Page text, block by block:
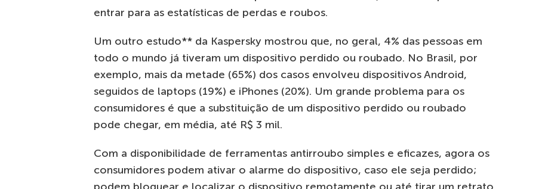
entrar para as estatísticas de perdas e roubos.
Um outro estudo** da Kaspersky mostrou que, no geral, 4% das pessoas em
todo o mundo já tiveram um dispositivo perdido ou roubado. No Brasil, por
exemplo, mais da metade (65%) dos casos envolveu dispositivos Android,
seguidos de laptops (19%) e iPhones (20%). Um grande problema para os
consumidores é que a substituição de um dispositivo perdido ou roubado
pode chegar, em média, até R$ 3 mil.
Com a disponibilidade de ferramentas antirroubo simples e eficazes, agora os
consumidores podem ativar o alarme do dispositivo, caso ele seja perdido;